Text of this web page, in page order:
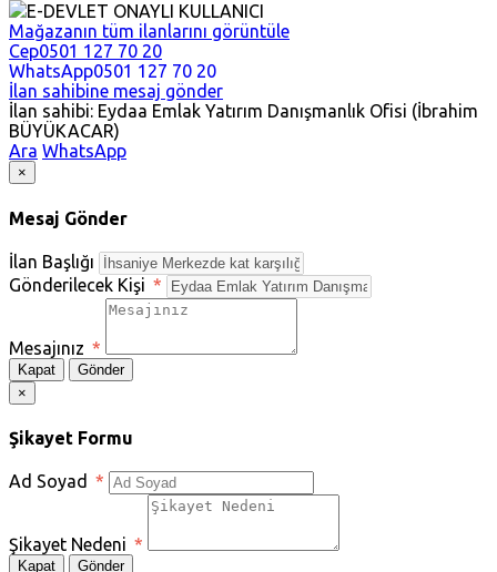
E-DEVLET ONAYLI KULLANICI
Mağazanın tüm ilanlarını görüntüle
Cep0501 127 70 20
WhatsApp0501 127 70 20
İlan sahibine mesaj gönder
İlan sahibi: Eydaa Emlak Yatırım Danışmanlık Ofisi (İbrahim
BÜYÜKACAR)
Ara WhatsApp
×
Mesaj Gönder
İlan Başlığı
Gönderilecek Kişi *
Mesajınız *
Kapat
Gönder
×
Şikayet Formu
Ad Soyad *
Şikayet Nedeni *
Kapat
Gönder